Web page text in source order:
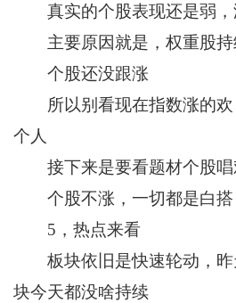
真实的个股表现还是弱，
主要原因就是，权重股持
个股还没跟涨
所以别看现在指数涨的欢
个人
接下来是要看题材个股唱
个股不涨，一切都是白搭
5，热点来看
板块依旧是快速轮动，昨
块今天都没啥持续